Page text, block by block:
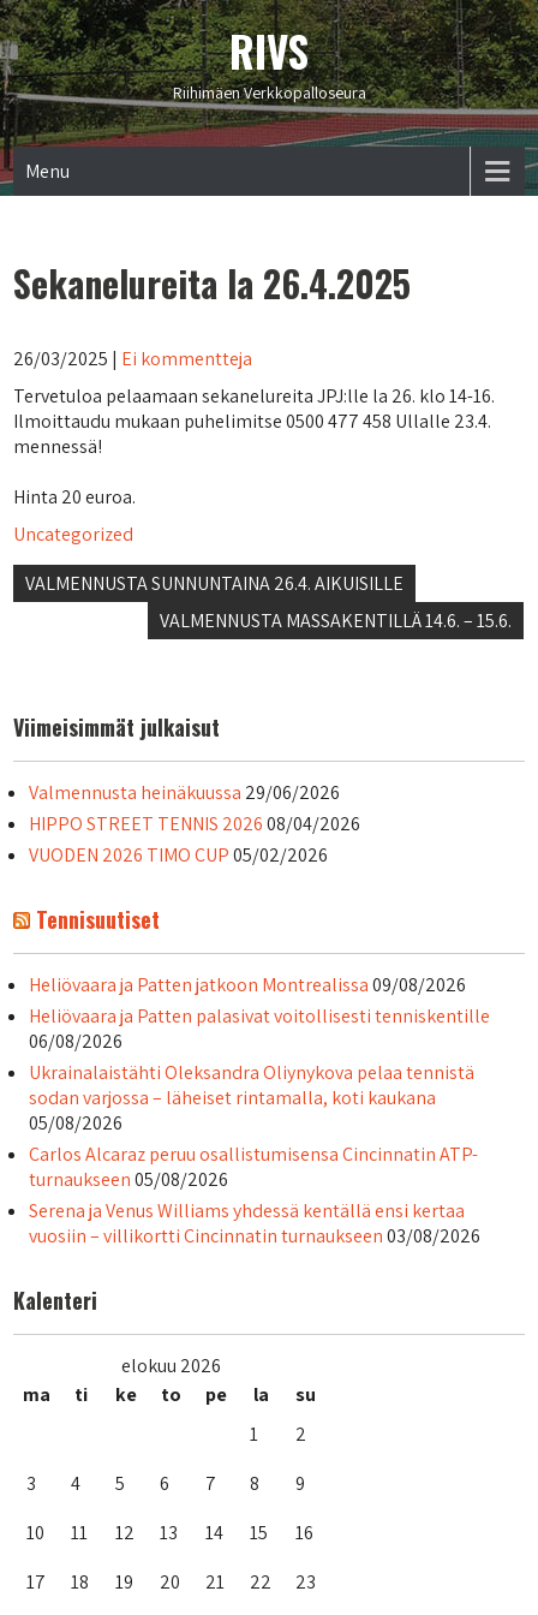
RIVS
Riihimäen Verkkopalloseura
Menu
Sekanelureita la 26.4.2025
26/03/2025 | Ei kommentteja
Tervetuloa pelaamaan sekanelureita JPJ:lle la 26. klo 14-16.
Ilmoittaudu mukaan puhelimitse 0500 477 458 Ullalle 23.4.
mennessä!
Hinta 20 euroa.
Uncategorized
Artikkelien
VALMENNUSTA SUNNUNTAINA 26.4. AIKUISILLE
VALMENNUSTA MASSAKENTILLÄ 14.6. – 15.6.
Viimeisimmät julkaisut
Valmennusta heinäkuussa 29/06/2026
HIPPO STREET TENNIS 2026 08/04/2026
VUODEN 2026 TIMO CUP 05/02/2026
Tennisuutiset
Heliövaara ja Patten jatkoon Montrealissa 09/08/2026
Heliövaara ja Patten palasivat voitollisesti tenniskentille
06/08/2026
Ukrainalaistähti Oleksandra Oliynykova pelaa tennistä
sodan varjossa – läheiset rintamalla, koti kaukana
05/08/2026
Carlos Alcaraz peruu osallistumisensa Cincinnatin ATP-
turnaukseen 05/08/2026
Serena ja Venus Williams yhdessä kentällä ensi kertaa
vuosiin – villikortti Cincinnatin turnaukseen 03/08/2026
Kalenteri
elokuu 2026
ma
ti ke to pe la
su
1
2
3
4 5 6 7 8
9
10
11 12 13 14 15
16
17
18 19 20 21 22 23